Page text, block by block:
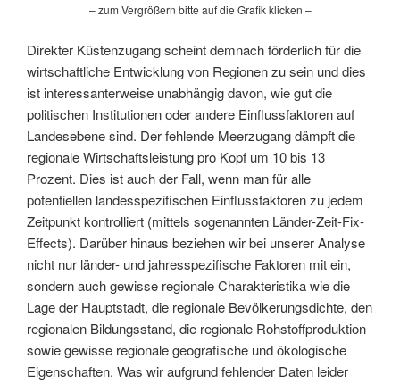
– zum Vergrößern bitte auf die Grafik klicken –
Direkter Küstenzugang scheint demnach förderlich für die
wirtschaftliche Entwicklung von Regionen zu sein und dies
ist interessanterweise unabhängig davon, wie gut die
politischen Institutionen oder andere Einflussfaktoren auf
Landesebene sind. Der fehlende Meerzugang dämpft die
regionale Wirtschaftsleistung pro Kopf um 10 bis 13
Prozent. Dies ist auch der Fall, wenn man für alle
potentiellen landesspezifischen Einflussfaktoren zu jedem
Zeitpunkt kontrolliert (mittels sogenannten Länder-Zeit-Fix-
Effects). Darüber hinaus beziehen wir bei unserer Analyse
nicht nur länder- und jahresspezifische Faktoren mit ein,
sondern auch gewisse regionale Charakteristika wie die
Lage der Hauptstadt, die regionale Bevölkerungsdichte, den
regionalen Bildungsstand, die regionale Rohstoffproduktion
sowie gewisse regionale geografische und ökologische
Eigenschaften. Was wir aufgrund fehlender Daten leider